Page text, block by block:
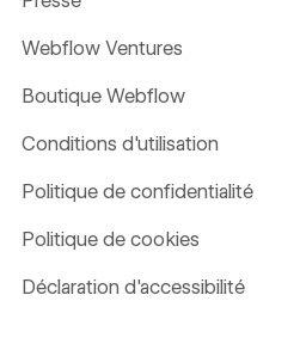
Webflow Ventures
Boutique Webflow
Conditions d'utilisation
Politique de confidentialité
Politique de cookies
Déclaration d'accessibilité